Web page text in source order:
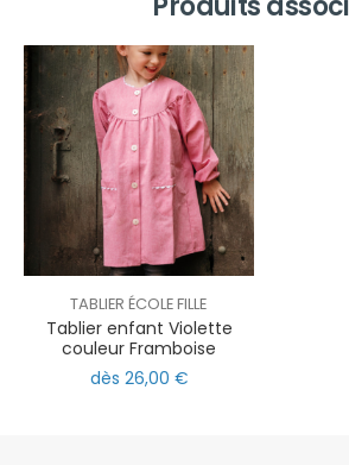
TABLIER ÉCOLE FILLE
Tablier enfant Violette
couleur Framboise
dès 26,00 €